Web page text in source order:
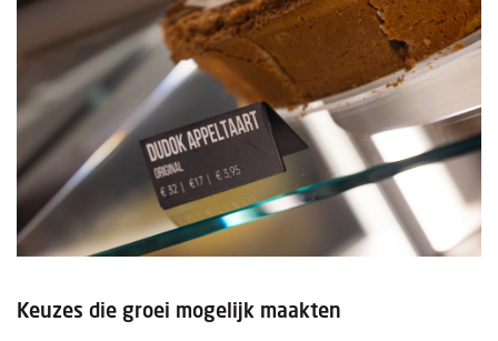
Keuzes die groei mogelijk maakten